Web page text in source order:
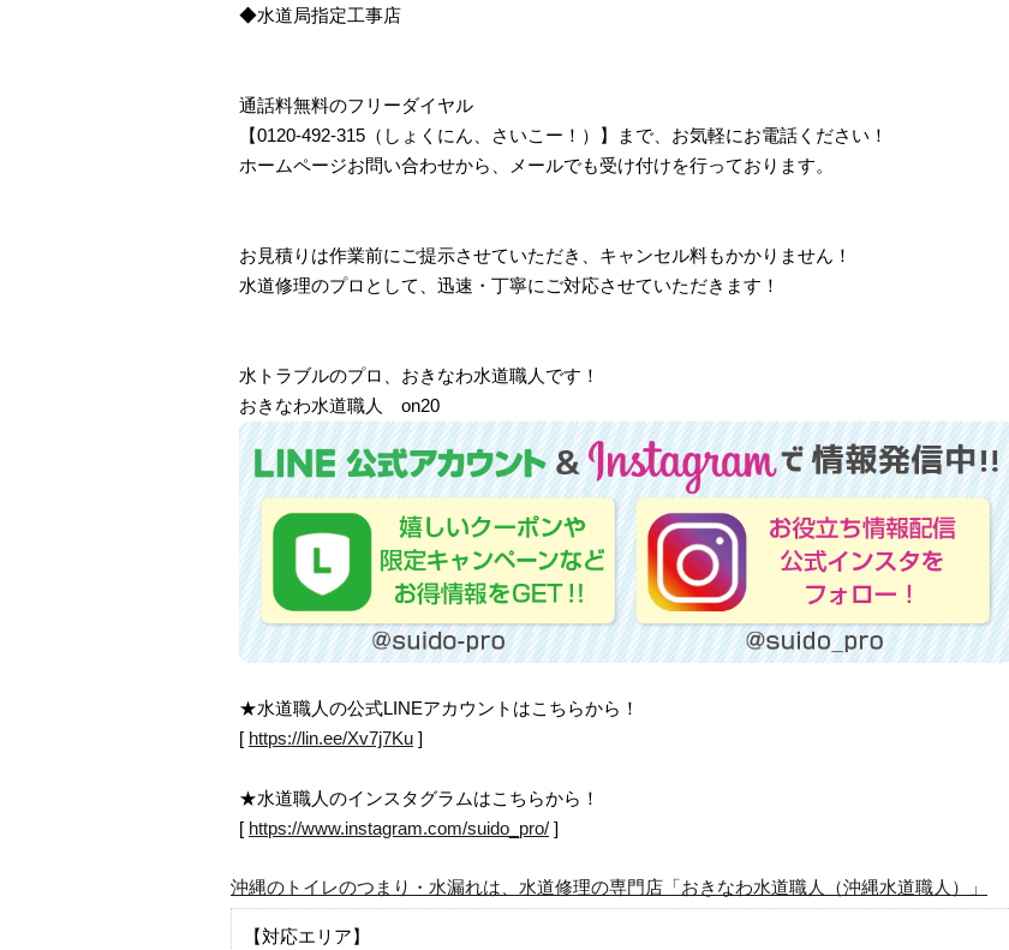
◆水道局指定工事店
通話料無料のフリーダイヤル
【0120-492-315（しょくにん、さいこー！）】まで、お気軽にお電話ください！
ホームページお問い合わせから、メールでも受け付けを行っております。
お見積りは作業前にご提示させていただき、キャンセル料もかかりません！
水道修理のプロとして、迅速・丁寧にご対応させていただきます！
水トラブルのプロ、おきなわ水道職人です！
おきなわ水道職人 on20
★水道職人の公式LINEアカウントはこちらから！
[ https://lin.ee/Xv7j7Ku ]
★水道職人のインスタグラムはこちらから！
[ https://www.instagram.com/suido_pro/ ]
沖縄のトイレのつまり・水漏れは、水道修理の専門店「おきなわ水道職人（沖縄水道職人）」
【対応エリア】